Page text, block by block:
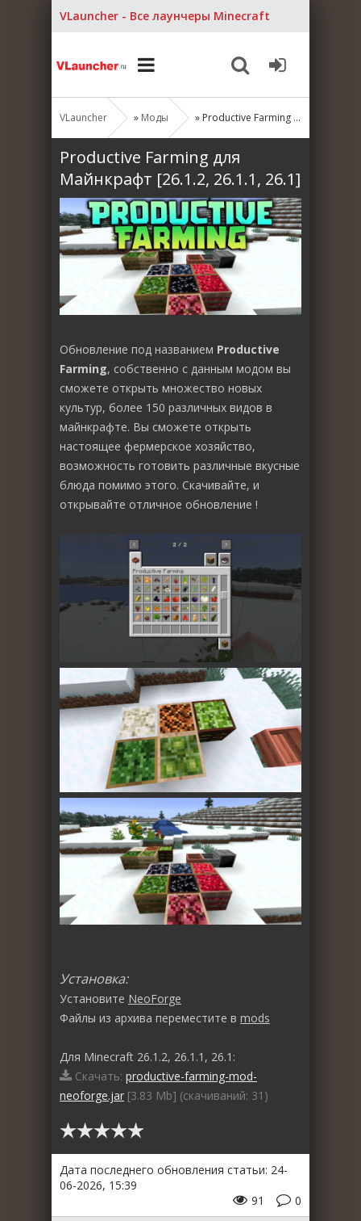
VLauncher - Все лаунчеры Minecraft
VLauncher » Моды » Productive Farming для Майнкрафт [26.1.2, 26.1.1, 26.1]
Productive Farming для
Майнкрафт [26.1.2, 26.1.1, 26.1]
Обновление под названием Productive
Farming, собственно с данным модом вы
сможете открыть множество новых
культур, более 150 различных видов в
майнкрафте. Вы сможете открыть
настоящее фермерское хозяйство,
возможность готовить различные вкусные
блюда помимо этого. Скачивайте, и
открывайте отличное обновление !
Установка:
Установите NeoForge
Файлы из архива переместите в mods
Для Minecraft 26.1.2, 26.1.1, 26.1:
Скачать: productive-farming-mod-
neoforge.jar [3.83 Mb] (cкачиваний: 31)
Дата последнего обновления статьи: 24-
06-2026, 15:39
0
91